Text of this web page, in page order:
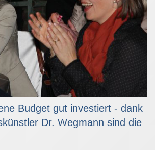
Budget gut investiert - dank
Dr. Wegmann sind die